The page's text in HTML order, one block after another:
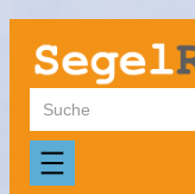
Suchen